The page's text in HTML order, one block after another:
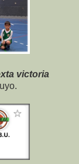
victoria